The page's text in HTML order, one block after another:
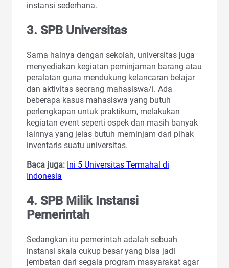
instansi sederhana.
3. SPB Universitas
Sama halnya dengan sekolah, universitas juga
menyediakan kegiatan peminjaman barang atau
peralatan guna mendukung kelancaran belajar
dan aktivitas seorang mahasiswa/i. Ada
beberapa kasus mahasiswa yang butuh
perlengkapan untuk praktikum, melakukan
kegiatan event seperti ospek dan masih banyak
lainnya yang jelas butuh meminjam dari pihak
inventaris suatu universitas.
Baca juga: Ini 5 Universitas Termahal di
Indonesia
4. SPB Milik Instansi
Pemerintah
Sedangkan itu pemerintah adalah sebuah
instansi skala cukup besar yang bisa jadi
jembatan dari segala program masyarakat agar